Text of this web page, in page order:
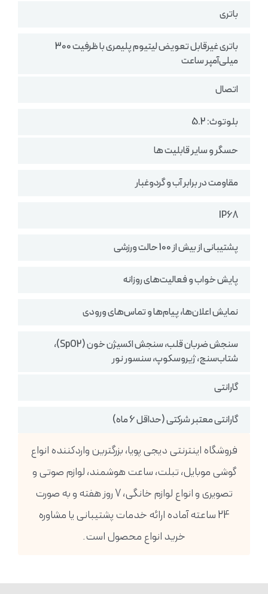
باتری
باتری غیرقابل تعویض لیتیوم پلیمری با ظرفیت 300
میلی‌آمپر ساعت
اتصال
بلوتوث: 5.2
حسگر و سایر قابلیت ها
مقاومت در برابر آب و گردوغبار
IP68
پشتیبانی از بیش از 100 حالت ورزشی
پایش خواب و فعالیت‌های روزانه
نمایش اعلان‌ها، پیام‌ها و تماس‌های ورودی
سنجش ضربان قلب، سنجش اکسیژن خون (SpO2)،
شتاب‌سنج، ژیروسکوپ، سنسور نور
گارانتی
گارانتی معتبر شرکتی (حداقل 6 ماه)
فروشگاه اینترنتی دیجی پویا، بزرگترین واردکننده انواع
گوشی موبایل، تبلت، ساعت هوشمند، لوازم صوتی و
تصویری و انواع لوازم خانگی، 7 روز هفته و به صورت
24 ساعته آماده ارائه خدمات پشتیبانی یا مشاوره
خرید انواع محصول است.